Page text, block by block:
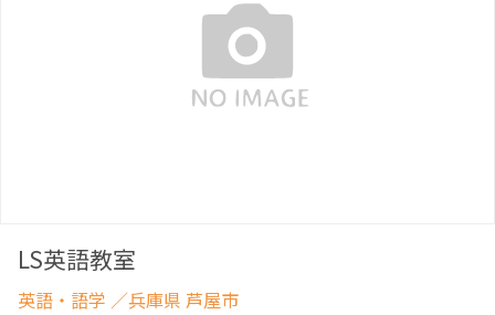
LS英語教室
英語・語学 ／兵庫県 芦屋市